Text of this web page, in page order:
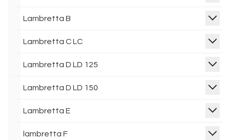
Lambretta B
Lambretta C LC
Lambretta D LD 125
Lambretta D LD 150
Lambretta E
lambretta F